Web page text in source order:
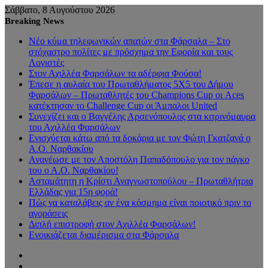
Σάββατο, 8 Αυγούστου 2026
Breaking News
Νέο κύμα τηλεφωνικών απατών στα Φάρσαλα – Στο
στόχαστρο πολίτες με πρόσχημα την Εφορία και τους
Λογιστές
Στον Αχιλλέα Φαρσάλων τα αδέρφια Φούσα!
Έπεσε η αυλαία του Πρωταθλήματος 5Χ5 του Δήμου
Φαρσάλων – Πρωταθλητές του Champions Cup οι Aces
κατέκτησαν το Challenge Cup οι Άμπαλοι United
Συνεχίζει και ο Βαγγέλης Αρσενόπουλος στα κιτρινόμαυρα
του Αχιλλέα Φαρσάλων
Ενισχύεται κάτω από τα δοκάρια με τον Φώτη Γκατζανά ο
Α.Ο. Ναρθακίου
Ανανέωσε με τον Αποστόλη Παπαδόπουλο για τον πάγκο
του ο Α.Ο. Ναρθακίου!
Ασταμάτητη η Κρίστι Αναγνωστοπούλου – Πρωταθλήτρια
Ελλάδας για 15η φορά!
Πώς να καταλάβεις αν ένα κόσμημα είναι ποιοτικό πριν το
αγοράσεις
Διπλή επιστροφή στον Αχιλλέα Φαρσάλων!
Ενοικιάζεται διαμέρισμα στα Φάρσαλα